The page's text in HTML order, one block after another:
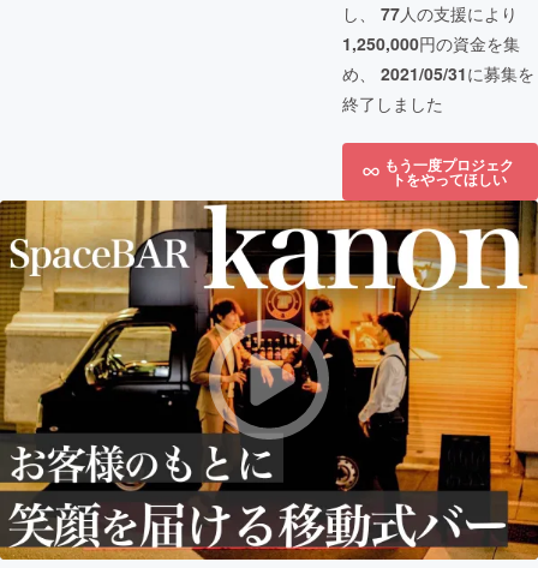
し、 77人の支援により
1,250,000円の資金を集
め、 2021/05/31に募集を
終了しました
もう一度プロジェク
トをやってほしい